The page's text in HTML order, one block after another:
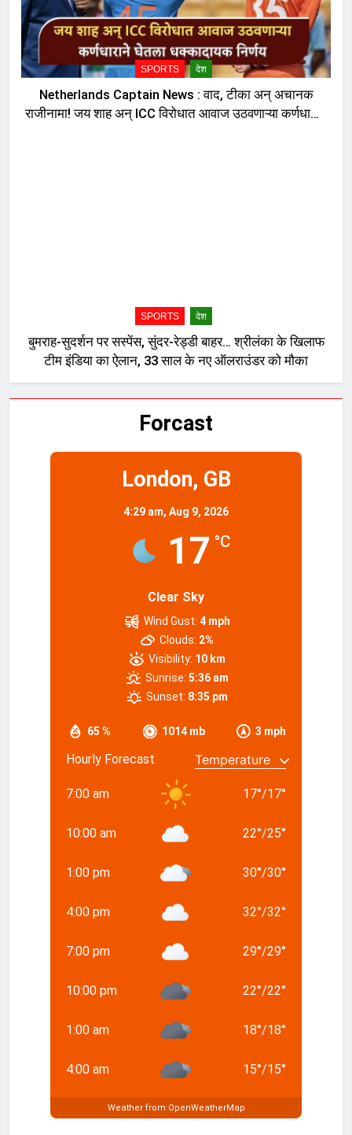
SPORTS देश
Netherlands Captain News : वाद, टीका अन् अचानक
राजीनामा! जय शाह अन् ICC विरोधात आवाज उठवणाऱ्या कर्णधाराने
SPORTS देश
बुमराह-सुदर्शन पर सस्पेंस, सुंदर-रेड्डी बाहर… श्रीलंका के खिलाफ
टीम इंडिया का ऐलान, 33 साल के नए ऑलराउंडर को मौका
Forcast
London, GB
4:29 am, Aug 9, 2026
17 °C
Clear Sky
65 % 1014 mb 3 mph
Wind Gust: 4 mph
Clouds: 2%
Visibility: 10 km
Sunrise: 5:36 am
Sunset: 8:35 pm
Hourly Forecast
7:00 am 17°/17°
10:00 am 22°/25°
1:00 pm 30°/30°
4:00 pm 32°/32°
7:00 pm 29°/29°
10:00 pm 22°/22°
1:00 am 18°/18°
4:00 am 15°/15°
Weather from OpenWeatherMap